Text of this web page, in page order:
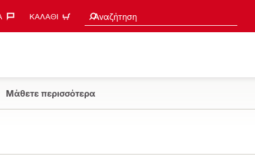
ΚΑΛΆΘΙ Αναζήτηση
Search suggestions
Μάθετε περισσότερα